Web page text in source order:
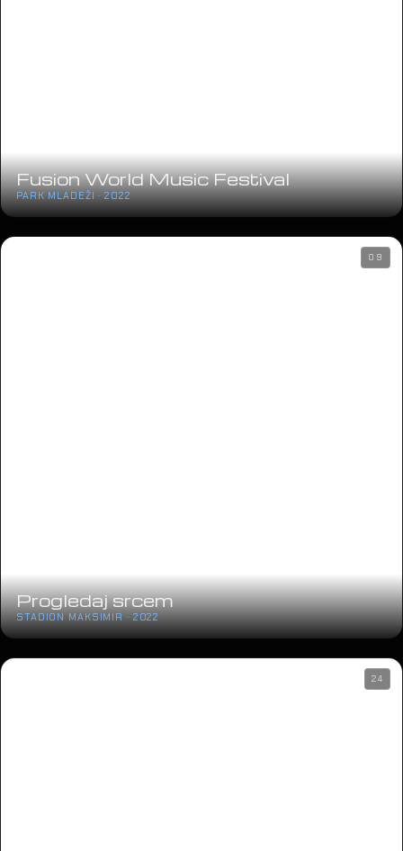
Fusion World Music Festival
PARK MLADEŽI · 2022
Progledaj srcem
STADION MAKSIMIR · 2022
09
24